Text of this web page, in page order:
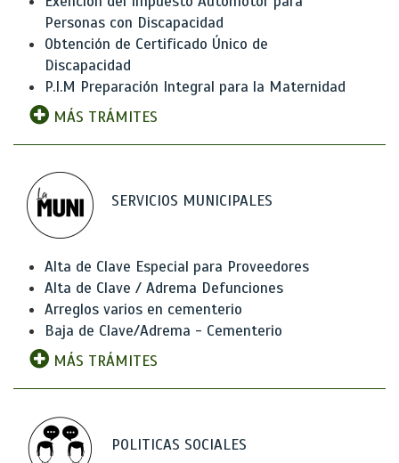
Personas con Discapacidad
Obtención de Certificado Único de
Discapacidad
P.I.M Preparación Integral para la Maternidad
MÁS TRÁMITES
SERVICIOS MUNICIPALES
Alta de Clave Especial para Proveedores
Alta de Clave / Adrema Defunciones
Arreglos varios en cementerio
Baja de Clave/Adrema - Cementerio
MÁS TRÁMITES
POLITICAS SOCIALES